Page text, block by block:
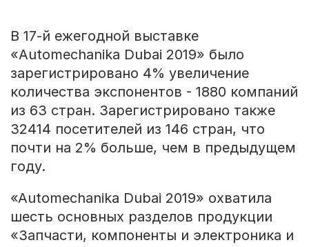
В 17-й ежегодной выставке
«Automechanika Dubai 2019» было
зарегистрировано 4% увеличение
количества экспонентов - 1880 компаний
из 63 стран. Зарегистрировано также
32414 посетителей из 146 стран, что
почти на 2% больше, чем в предыдущем
году.
«Automechanika Dubai 2019» охватила
шесть основных разделов продукции
«Запчасти, компоненты и электроника и